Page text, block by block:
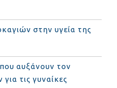
στην υγεία της
αυξάνουν τον
τις γυναίκες